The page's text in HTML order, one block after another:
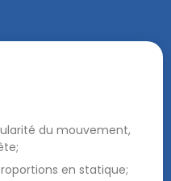
du mouvement,
en statique;